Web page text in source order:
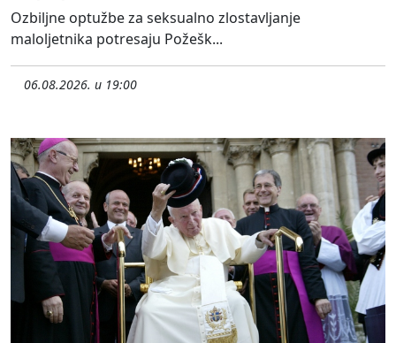
Ozbiljne optužbe za seksualno zlostavljanje
maloljetnika potresaju Požešk...
06.08.2026. u 19:00